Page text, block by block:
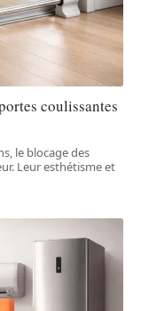
coulissantes
le blocage des
Leur esthétisme et